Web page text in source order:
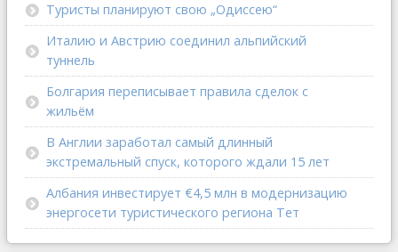
Туристы планируют свою „Одиссею“
Италию и Австрию соединил альпийский
туннель
Болгария переписывает правила сделок с
жильём
В Англии заработал самый длинный
экстремальный спуск, которого ждали 15 лет
Албания инвестирует €4,5 млн в модернизацию
энергосети туристического региона Тет